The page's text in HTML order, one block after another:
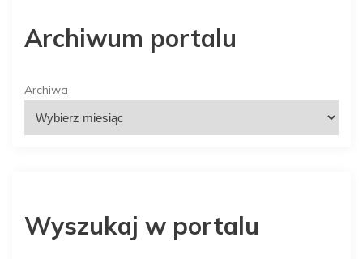
Archiwum portalu
Archiwa
Wyszukaj w portalu